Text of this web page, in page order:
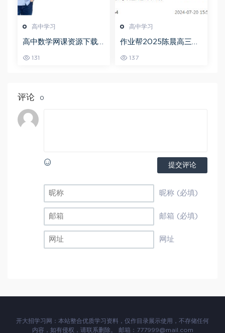
高中学习
高中数学网课资源下载
数学秋季班
131
高中学习
作业帮2025陈晨高三语
班
137
评论 0
提交评论
昵称 (必填)
邮箱 (必填)
网址
开大招学习网：本站整合优质学习资料，仅作目录展示使用，不存储任何
内容，如有侵权，请联系删除。 邮箱：777999@mail.com